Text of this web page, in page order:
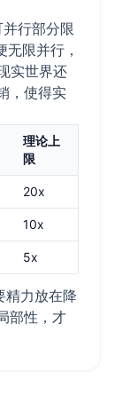
行部分限
限并行，
实世界还
，使得实
理论上
限
20x
10x
5x
精力放在降
部性，才